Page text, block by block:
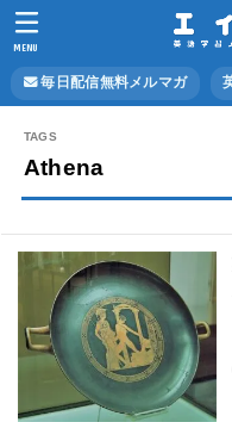
毎日配信無料メルマガ
MENU
Athena